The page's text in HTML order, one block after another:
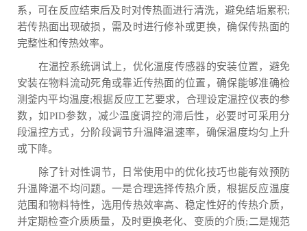
系，可在反应结束后及时对传热面进行清洗，避免结垢累积;
若传热面出现破损，需及时进行修补或更换，确保传热面的
完整性和传热效率。
在温控系统调试上，优化温度传感器的安装位置，避免
安装在物料流动死角或靠近传热面的位置，确保能够准确检
测釜内平均温度;根据反应工艺要求，合理设定温控仪表的参
数，如PID参数，减少温度调控的滞后性，必要时可采用分
段温控方式，分阶段调节升温降温速率，确保温度均匀上升
或下降。
除了针对性调节，日常使用中的优化技巧也能有效预防
升温降温不均问题。一是合理选择传热介质，根据反应温度
范围和物料特性，选用传热效率高、稳定性好的传热介质，
并定期检查介质质量，及时更换老化、变质的介质;二是规范